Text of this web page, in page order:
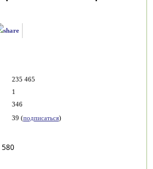
235 465
1
346
39 (подписаться)
580